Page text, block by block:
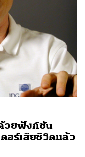
วยฟังก์ชัน
อร์เสียชีวิตแล้ว